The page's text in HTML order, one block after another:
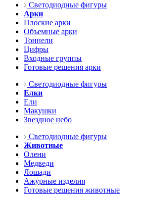
Светодиодные фигуры
Арки
Плоские арки
Объемные арки
Тоннели
Цифры
Входные группы
Готовые решения арки
Светодиодные фигуры
Елки
Ели
Макушки
Звездное небо
Светодиодные фигуры
Животные
Олени
Медведи
Лошади
Ажурные изделия
Готовые решения животные